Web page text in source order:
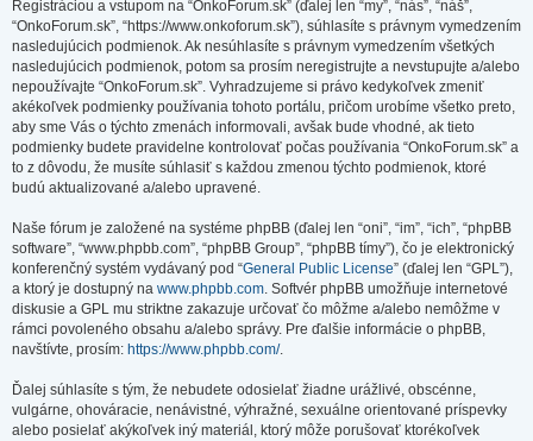
Registráciou a vstupom na “OnkoForum.sk” (ďalej len “my”, “nás”, “náš”,
“OnkoForum.sk”, “https://www.onkoforum.sk”), súhlasíte s právnym vymedzením
nasledujúcich podmienok. Ak nesúhlasíte s právnym vymedzením všetkých
nasledujúcich podmienok, potom sa prosím neregistrujte a nevstupujte a/alebo
nepoužívajte “OnkoForum.sk”. Vyhradzujeme si právo kedykoľvek zmeniť
akékoľvek podmienky používania tohoto portálu, pričom urobíme všetko preto,
aby sme Vás o týchto zmenách informovali, avšak bude vhodné, ak tieto
podmienky budete pravidelne kontrolovať počas používania “OnkoForum.sk” a
to z dôvodu, že musíte súhlasiť s každou zmenou týchto podmienok, ktoré
budú aktualizované a/alebo upravené.
Naše fórum je založené na systéme phpBB (ďalej len “oni”, “im”, “ich”, “phpBB
software”, “www.phpbb.com”, “phpBB Group”, “phpBB tímy”), čo je elektronický
konferenčný systém vydávaný pod “General Public License” (ďalej len “GPL”),
a ktorý je dostupný na www.phpbb.com. Softvér phpBB umožňuje internetové
diskusie a GPL mu striktne zakazuje určovať čo môžme a/alebo nemôžme v
rámci povoleného obsahu a/alebo správy. Pre ďalšie informácie o phpBB,
navštívte, prosím: https://www.phpbb.com/.
Ďalej súhlasíte s tým, že nebudete odosielať žiadne urážlivé, obscénne,
vulgárne, ohováracie, nenávistné, výhražné, sexuálne orientované príspevky
alebo posielať akýkoľvek iný materiál, ktorý môže porušovať ktorékoľvek